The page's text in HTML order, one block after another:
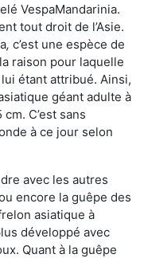
VespaMandarinia.
tout droit de l’Asie.
, c’est une espèce de
raison pour laquelle
lui étant attribué. Ainsi,
géant adulte à
C’est sans
à ce jour selon
avec les autres
encore la guêpe des
asiatique à
développé avec
Quant à la guêpe